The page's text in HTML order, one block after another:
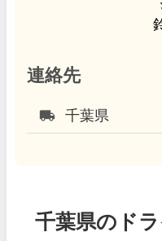
連絡先
local_shipping 千葉県
千葉県のド